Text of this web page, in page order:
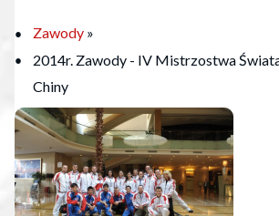
Zawody »
2014r. Zawody - IV Mistrzostwa
Chiny